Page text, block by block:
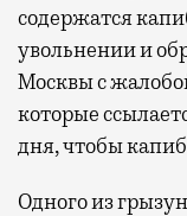
содержатся
увольнении и
Москвы с
которые
дня, чтобы
Одного из